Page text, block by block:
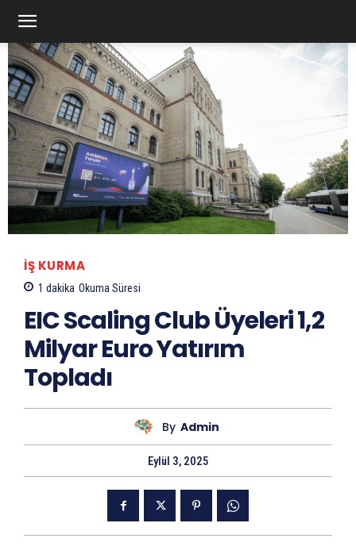
İŞ KURMA
1 dakika Okuma Süresi
EIC Scaling Club Üyeleri 1,2
Milyar Euro Yatırım
Topladı
By Admin
Eylül 3, 2025